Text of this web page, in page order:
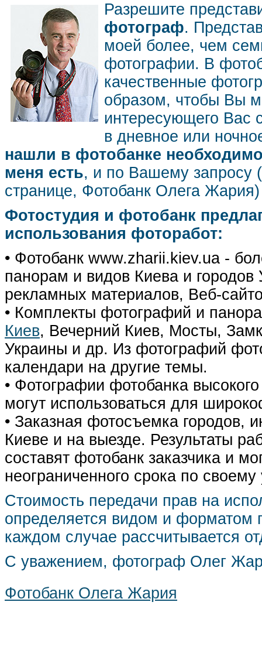
Разрешите
фотограф.
моей более, чем
фотографии. В
качественные
образом, чтобы Вы
интересующего Вас
в дневное или
нашли в фотобанке
меня есть, и по Вашему запросу
странице, Фотобанк Олега
Фотостудия и фотобанк
использования фоторабот:
• Фотобанк www.zharii.kiev.ua -
панорам и видов Киева и городов
рекламных материалов, Веб-
• Комплекты фотографий и
Киев, Вечерний Киев, Мосты,
Украины и др. Из фотографий
календари на другие темы.
• Фотографии фотобанка
могут использоваться для
• Заказная фотосъемка городов,
Киеве и на выезде. Результаты
составят фотобанк заказчика и
неограниченного срока по
Стоимость передачи прав на
определяется видом и форматом
каждом случае рассчитывается
С уважением, фотограф Олег
Фотобанк Олега Жария